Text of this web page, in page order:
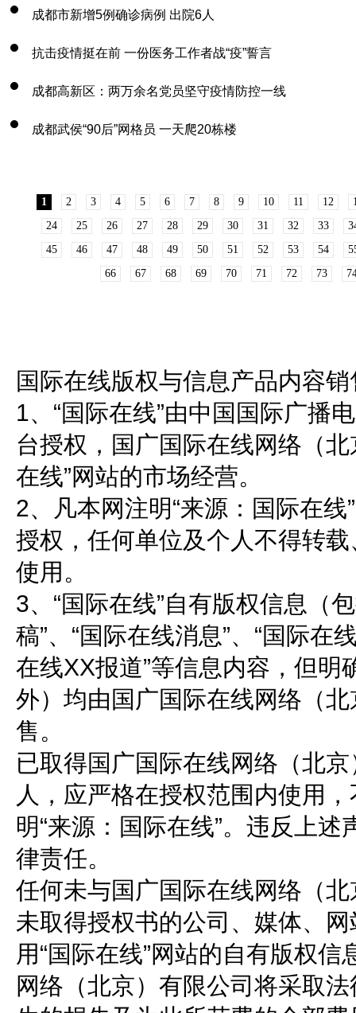
成都市新增5例确诊病例 出院6人
抗击疫情挺在前 一份医务工作者战“疫”誓言
成都高新区：两万余名党员坚守疫情防控一线
成都武侯“90后”网格员 一天爬20栋楼
1 2 3 4 5 6 7 8 9 10 11 12
24
25 26 27 28 29 30 31 32 33
45
46 47 48 49 50 51 52 53 54
66
67 68 69 70 71 72 73
国际在线版权与信息产品内容
1、“国际在线”由中国国际广播
台授权，国广国际在线网络（
在线”网站的市场经营。
2、凡本网注明“来源：国际在
授权，任何单位及个人不得转
使用。
3、“国际在线”自有版权信息（
稿”、“国际在线消息”、“国际在
在线XX报道”等信息内容，但
外）均由国广国际在线网络（
售。
已取得国广国际在线网络（北
人，应严格在授权范围内使用
明“来源：国际在线”。违反上
律责任。
任何未与国广国际在线网络（
未取得授权书的公司、媒体、
用“国际在线”网站的自有版权
网络（北京）有限公司将采取